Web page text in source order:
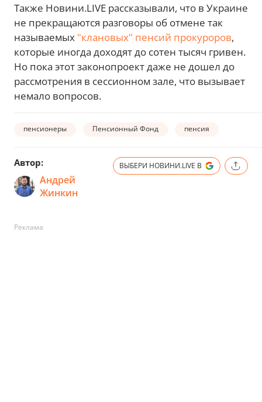
Также Новини.LIVE рассказывали, что в Украине
не прекращаются разговоры об отмене так
называемых "клановых" пенсий прокуроров,
которые иногда доходят до сотен тысяч гривен.
Но пока этот законопроект даже не дошел до
рассмотрения в сессионном зале, что вызывает
немало вопросов.
пенсионеры Пенсионный Фонд пенсия
Автор:
Андрей
Жинкин
ВЫБЕРИ НОВИНИ.LIVE В
Реклама